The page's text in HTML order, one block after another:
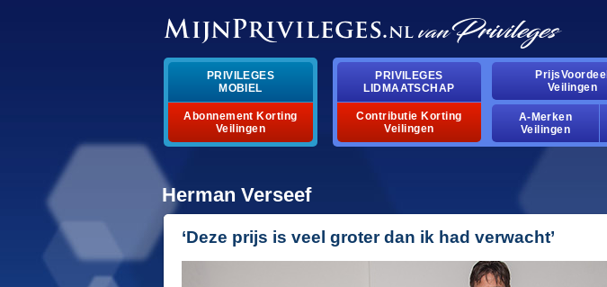
PRIVILEGES
MOBIEL
Abonnement Korting
Veilingen
PRIVILEGES
LIDMAATSCHAP
Contributie Korting
Veilingen
PrijsVoordeel
Veilingen
A-Merken
Veilingen
Herman Verseef
‘Deze prijs is veel groter dan ik had verwacht’